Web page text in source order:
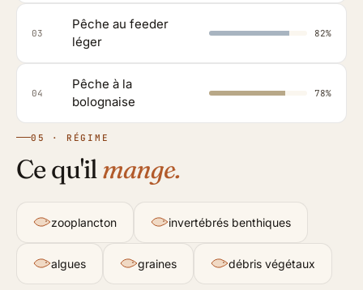
03
Pêche au feeder
léger
82%
04
Pêche à la
bolognaise
78%
05 · RÉGIME
Ce qu'il mange.
zooplancton invertébrés benthiques
algues graines débris végétaux